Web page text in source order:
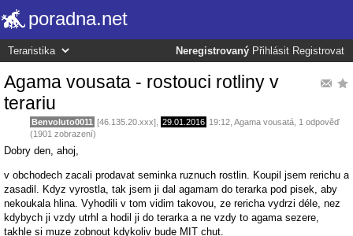
poradna.net
Neregistrovaný Přihlásit Registrovat
Agama vousata - rostouci rotliny v
terariu
Benvoluto0011 [46.135.20.xxx], 29.01.2016 19:12 Agama vousatá , 1 odpověď
(1901 zobrazení)
Dobry den, ahoj,
v obchodech zacali prodavat seminka ruznuch rostlin. Koupil jsem rerichu a
zasadil. Kdyz vyrostla, tak jsem ji dal agamam do terarka pod pisek, aby
nekoukala hlina. Vyhodili v tom vidim takovou, ze rericha vydrzi déle, nez
kdybych ji vzdy utrhl a hodil ji do terarka a ne vzdy to agama sezere,
takhle si muze zobnout kdykoliv bude MIT chut.